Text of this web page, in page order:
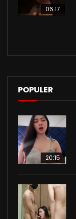
06:17
POPULER
20:15